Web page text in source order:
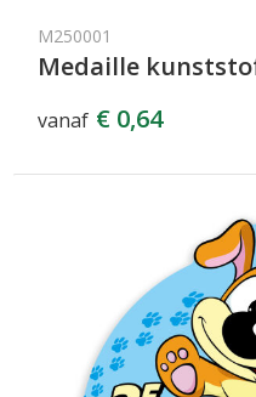
M250001
Medaille
vanaf € 0,64